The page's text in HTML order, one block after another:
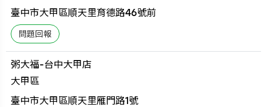
臺中市大甲區順天里育德路46號前
粥大福-台中大甲店
大甲區
臺中市大甲區順天里雁門路1號